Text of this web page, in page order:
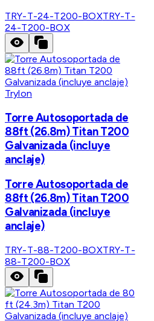
TRY-T-24-T200-BOXTRY-T-
24-T200-BOX
Trylon
Torre Autosoportada de
88ft (26.8m) Titan T200
Galvanizada (incluye
anclaje)
Torre Autosoportada de
88ft (26.8m) Titan T200
Galvanizada (incluye
anclaje)
TRY-T-88-T200-BOXTRY-T-
88-T200-BOX